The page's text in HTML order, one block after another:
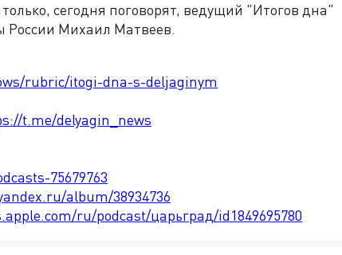
сегодня поговорят, ведущий "Итогов дна"
России Михаил Матвеев.
rubric/itogi-dna-s-deljaginym
t.me/delyagin_news
75679763
album/38934736
ru/podcast/царьград/id1849695780